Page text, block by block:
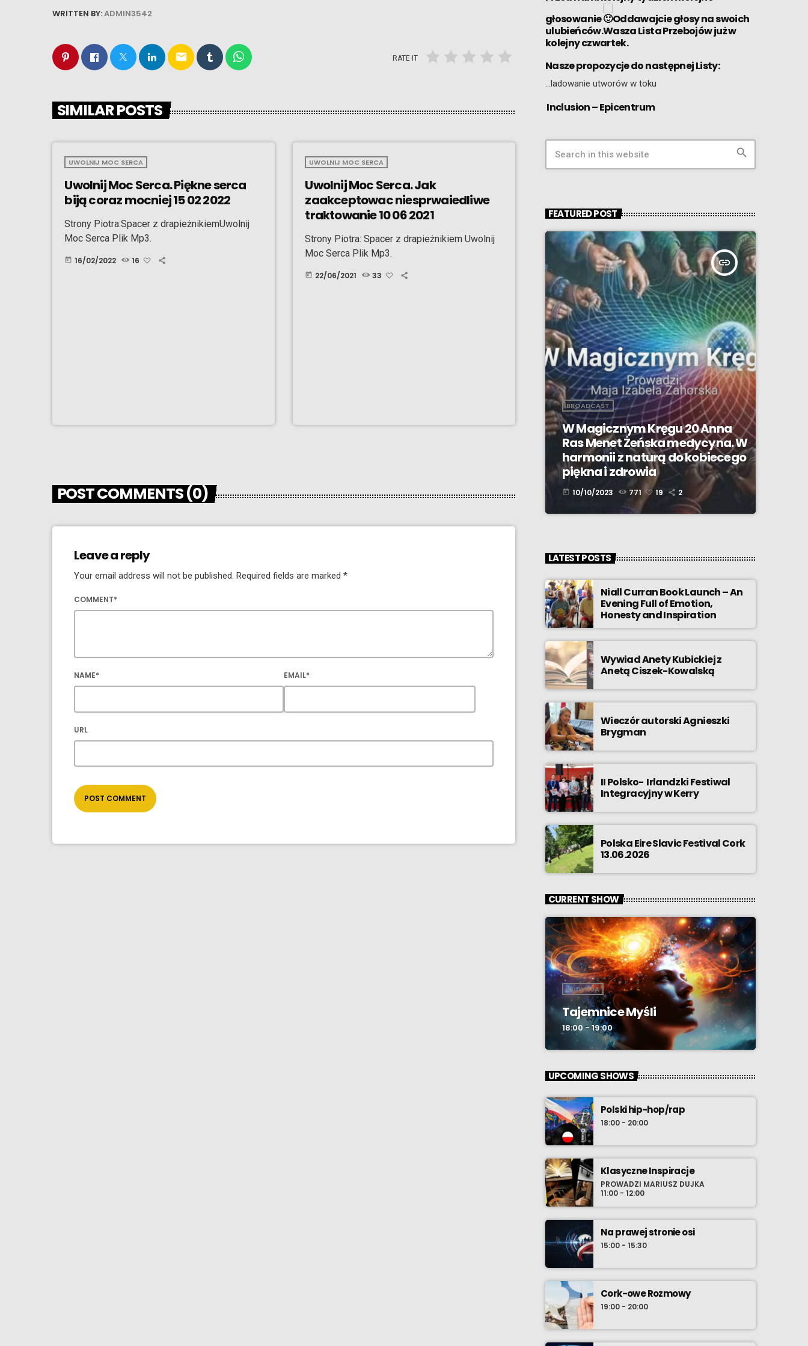
WRITTEN BY:ADMIN3542
email RATE IT
SIMILAR POSTS
UWOLNIJ MOC SERCA
Uwolnij Moc Serca. Piękne serca
biją coraz mocniej 15 02 2022
Strony Piotra:Spacer z drapieżnikiemUwolnij
Moc Serca Plik Mp3.
today 16/02/2022 16
UWOLNIJ MOC SERCA
Uwolnij Moc Serca. Jak
zaakceptowac niesprwaiedliwe
traktowanie 10 06 2021
Strony Piotra: Spacer z drapieżnikiem Uwolnij
Moc Serca Plik Mp3.
today 22/06/2021 33
POST COMMENTS (0)
Leave a reply
Your email address will not be published. Required fields are marked *
COMMENT*
NAME* EMAIL*
URL
głosowanie
Oddawajcie głosy na swoich
ulubieńców.Wasza Lista Przebojów już w
kolejny czwartek.
Nasze propozycje do następnej Listy:
…ladowanie utworów w toku
Inclusion – Epicentrum
search
FEATURED POST
insert_link
BROADCAST
W Magicznym Kręgu 20 Anna
Ras Menet Żeńska medycyna. W
harmonii z naturą do kobiecego
piękna i zdrowia
today 10/10/2023 771 19 2
LATEST POSTS
Niall Curran Book Launch – An
Evening Full of Emotion,
Honesty and Inspiration
Wywiad Anety Kubickiej z
Anetą Ciszek-Kowalską
Wieczór autorski Agnieszki
Brygman
II Polsko- Irlandzki Festiwal
Integracyjny w Kerry
Polska Eire Slavic Festival Cork
13.06.2026
CURRENT SHOW
AUDYCJA
Tajemnice Myśli
18:00 - 19:00
UPCOMING SHOWS
Polski hip-hop/rap
18:00 - 20:00
Klasyczne Inspiracje
PROWADZI MARIUSZ DUJKA
11:00 - 12:00
Na prawej stronie osi
15:00 - 15:30
Cork-owe Rozmowy
19:00 - 20:00